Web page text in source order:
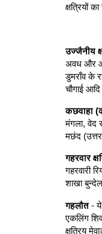
क्षत्रियों
उज्जैनीय
अवध और
डुमराँव के
चौगाई
कछवाहा
मंगला, वेद
मछंद
गहरवार
गहरवारी
शाखा
गहलौत- ये
एकलिंग
क्षत्रिय